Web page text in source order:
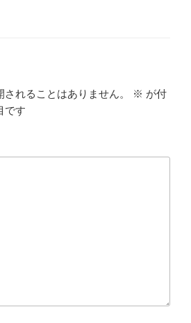
れることはありません。 ※ が付
です